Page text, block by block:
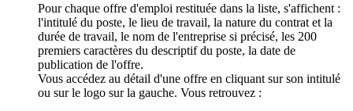
Pour chaque offre d'emploi restituée dans la liste, s'affichent :
l'intitulé du poste, le lieu de travail, la nature du contrat et la
durée de travail, le nom de l'entreprise si précisé, les 200
premiers caractères du descriptif du poste, la date de
publication de l'offre.
Vous accédez au détail d'une offre en cliquant sur son intitulé
ou sur le logo sur la gauche. Vous retrouvez :